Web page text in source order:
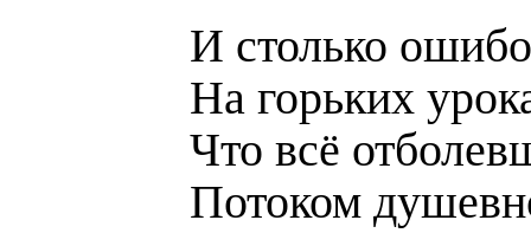
И столько
На горьких
Что всё
Потоком